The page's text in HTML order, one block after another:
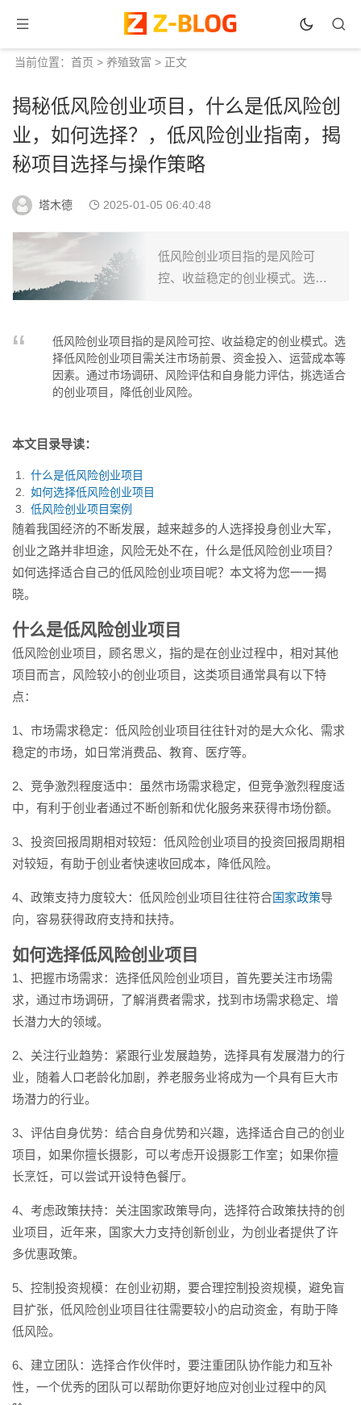
当前位置： 首页 > 养殖致富 > 正文
揭秘低风险创业项目，什么是低风险创
业，如何选择？，低风险创业指南，揭
秘项目选择与操作策略
塔木德 2025-01-05 06:40:48
低风险创业项目指的是风险可
控、收益稳定的创业模式。选择
素。通过市场调研、风险评估和
自身能力评估，挑选适合的创业
项目，...
低风险创业项目指的是风险可控、收益稳定的创业模式。选
择低风险创业项目需关注市场前景、资金投入、运营成本等
因素。通过市场调研、风险评估和自身能力评估，挑选适合
的创业项目，降低创业风险。
本文目录导读：
什么是低风险创业项目
如何选择低风险创业项目
低风险创业项目案例
随着我国经济的不断发展，越来越多的人选择投身创业大军，
创业之路并非坦途，风险无处不在，什么是低风险创业项目？
如何选择适合自己的低风险创业项目呢？本文将为您一一揭
晓。
什么是低风险创业项目
低风险创业项目，顾名思义，指的是在创业过程中，相对其他
项目而言，风险较小的创业项目，这类项目通常具有以下特
点：
1、市场需求稳定：低风险创业项目往往针对的是大众化、需求
稳定的市场，如日常消费品、教育、医疗等。
2、竞争激烈程度适中：虽然市场需求稳定，但竞争激烈程度适
中，有利于创业者通过不断创新和优化服务来获得市场份额。
3、投资回报周期相对较短：低风险创业项目的投资回报周期相
对较短，有助于创业者快速收回成本，降低风险。
4、政策支持力度较大：低风险创业项目往往符合国家政策导
向，容易获得政府支持和扶持。
如何选择低风险创业项目
1、把握市场需求：选择低风险创业项目，首先要关注市场需
求，通过市场调研，了解消费者需求，找到市场需求稳定、增
长潜力大的领域。
2、关注行业趋势：紧跟行业发展趋势，选择具有发展潜力的行
业，随着人口老龄化加剧，养老服务业将成为一个具有巨大市
场潜力的行业。
3、评估自身优势：结合自身优势和兴趣，选择适合自己的创业
项目，如果你擅长摄影，可以考虑开设摄影工作室；如果你擅
长烹饪，可以尝试开设特色餐厅。
4、考虑政策扶持：关注国家政策导向，选择符合政策扶持的创
业项目，近年来，国家大力支持创新创业，为创业者提供了许
多优惠政策。
5、控制投资规模：在创业初期，要合理控制投资规模，避免盲
目扩张，低风险创业项目往往需要较小的启动资金，有助于降
低风险。
6、建立团队：选择合作伙伴时，要注重团队协作能力和互补
性，一个优秀的团队可以帮助你更好地应对创业过程中的风